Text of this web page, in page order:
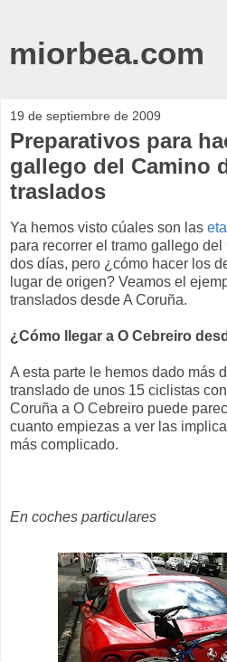
miorbea.com
19 de septiembre de 2009
Preparativos para
gallego del Camino
traslados
Ya hemos visto cúales son las
para recorrer el tramo gallego
dos días, pero ¿cómo hacer los
lugar de origen? Veamos el
translados desde A Coruña.
¿Cómo llegar a O Cebreiro
A esta parte le hemos dado más
translado de unos 15 ciclistas
Coruña a O Cebreiro puede
cuanto empiezas a ver las
más complicado.
En coches particulares